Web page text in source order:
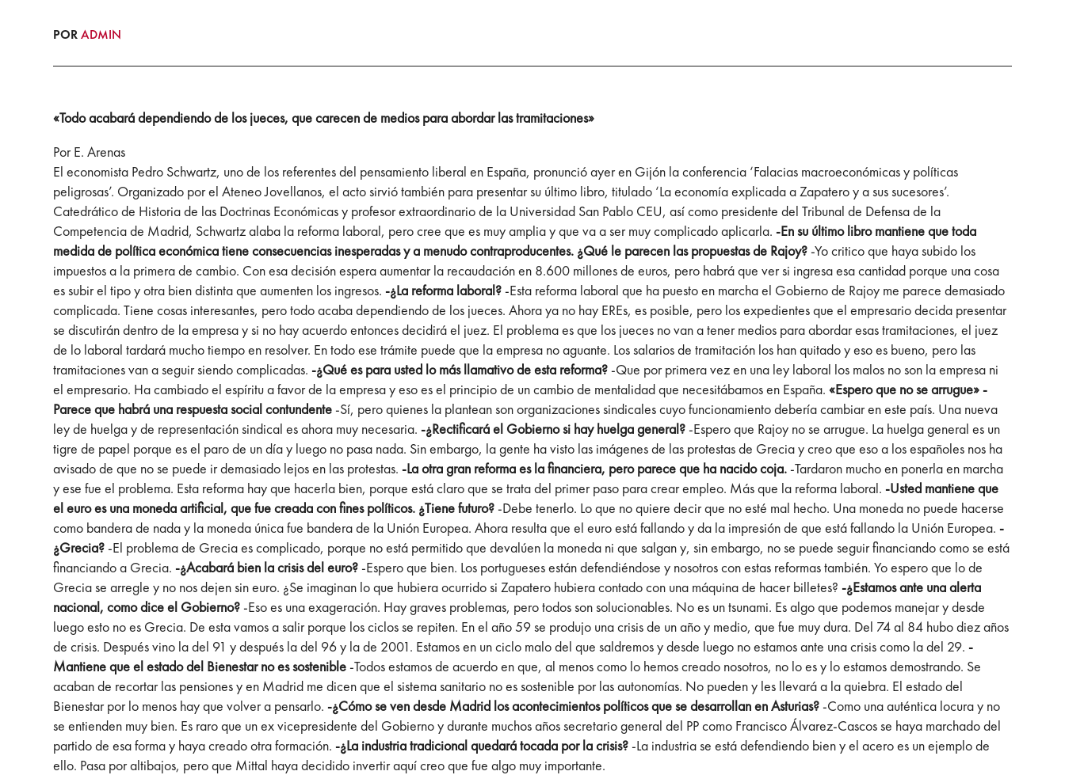
PORADMIN
«Todo acabará dependiendo de los jueces, que carecen de medios para abordar las tramitaciones»
Por E. Arenas
El economista Pedro Schwartz, uno de los referentes del pensamiento liberal en España, pronunció ayer en Gijón la conferencia ‘Falacias macroeconómicas y políticas
peligrosas’. Organizado por el Ateneo Jovellanos, el acto sirvió también para presentar su último libro, titulado ‘La economía explicada a Zapatero y a sus sucesores’.
Catedrático de Historia de las Doctrinas Económicas y profesor extraordinario de la Universidad San Pablo CEU, así como presidente del Tribunal de Defensa de la
Competencia de Madrid, Schwartz alaba la reforma laboral, pero cree que es muy amplia y que va a ser muy complicado aplicarla.-En su último libro mantiene que toda
medida de política económica tiene consecuencias inesperadas y a menudo contraproducentes. ¿Qué le parecen las propuestas de Rajoy?-Yo critico que haya subido los
impuestos a la primera de cambio. Con esa decisión espera aumentar la recaudación en 8.600 millones de euros, pero habrá que ver si ingresa esa cantidad porque una cosa
es subir el tipo y otra bien distinta que aumenten los ingresos.-¿La reforma laboral?-Esta reforma laboral que ha puesto en marcha el Gobierno de Rajoy me parece demasiado
complicada. Tiene cosas interesantes, pero todo acaba dependiendo de los jueces. Ahora ya no hay EREs, es posible, pero los expedientes que el empresario decida presentar
se discutirán dentro de la empresa y si no hay acuerdo entonces decidirá el juez. El problema es que los jueces no van a tener medios para abordar esas tramitaciones, el juez
de lo laboral tardará mucho tiempo en resolver. En todo ese trámite puede que la empresa no aguante. Los salarios de tramitación los han quitado y eso es bueno, pero las
tramitaciones van a seguir siendo complicadas.-¿Qué es para usted lo más llamativo de esta reforma?-Que por primera vez en una ley laboral los malos no son la empresa ni
el empresario. Ha cambiado el espíritu a favor de la empresa y eso es el principio de un cambio de mentalidad que necesitábamos en España.«Espero que no se arrugue»-
Parece que habrá una respuesta social contundente-Sí, pero quienes la plantean son organizaciones sindicales cuyo funcionamiento debería cambiar en este país. Una nueva
ley de huelga y de representación sindical es ahora muy necesaria.-¿Rectificará el Gobierno si hay huelga general?-Espero que Rajoy no se arrugue. La huelga general es un
tigre de papel porque es el paro de un día y luego no pasa nada. Sin embargo, la gente ha visto las imágenes de las protestas de Grecia y creo que eso a los españoles nos ha
avisado de que no se puede ir demasiado lejos en las protestas.-La otra gran reforma es la financiera, pero parece que ha nacido coja.-Tardaron mucho en ponerla en marcha
y ese fue el problema. Esta reforma hay que hacerla bien, porque está claro que se trata del primer paso para crear empleo. Más que la reforma laboral.-Usted mantiene que
el euro es una moneda artificial, que fue creada con fines políticos. ¿Tiene futuro?-Debe tenerlo. Lo que no quiere decir que no esté mal hecho. Una moneda no puede hacerse
como bandera de nada y la moneda única fue bandera de la Unión Europea. Ahora resulta que el euro está fallando y da la impresión de que está fallando la Unión Europea.-
¿Grecia?-El problema de Grecia es complicado, porque no está permitido que devalúen la moneda ni que salgan y, sin embargo, no se puede seguir financiando como se está
financiando a Grecia.-¿Acabará bien la crisis del euro?-Espero que bien. Los portugueses están defendiéndose y nosotros con estas reformas también. Yo espero que lo de
Grecia se arregle y no nos dejen sin euro. ¿Se imaginan lo que hubiera ocurrido si Zapatero hubiera contado con una máquina de hacer billetes?-¿Estamos ante una alerta
nacional, como dice el Gobierno?-Eso es una exageración. Hay graves problemas, pero todos son solucionables. No es un tsunami. Es algo que podemos manejar y desde
luego esto no es Grecia. De esta vamos a salir porque los ciclos se repiten. En el año 59 se produjo una crisis de un año y medio, que fue muy dura. Del 74 al 84 hubo diez años
de crisis. Después vino la del 91 y después la del 96 y la de 2001. Estamos en un ciclo malo del que saldremos y desde luego no estamos ante una crisis como la del 29.-
Mantiene que el estado del Bienestar no es sostenible-Todos estamos de acuerdo en que, al menos como lo hemos creado nosotros, no lo es y lo estamos demostrando. Se
acaban de recortar las pensiones y en Madrid me dicen que el sistema sanitario no es sostenible por las autonomías. No pueden y les llevará a la quiebra. El estado del
Bienestar por lo menos hay que volver a pensarlo.-¿Cómo se ven desde Madrid los acontecimientos políticos que se desarrollan en Asturias?-Como una auténtica locura y no
se entienden muy bien. Es raro que un ex vicepresidente del Gobierno y durante muchos años secretario general del PP como Francisco Álvarez-Cascos se haya marchado del
partido de esa forma y haya creado otra formación.-¿La industria tradicional quedará tocada por la crisis?-La industria se está defendiendo bien y el acero es un ejemplo de
ello. Pasa por altibajos, pero que Mittal haya decidido invertir aquí creo que fue algo muy importante.